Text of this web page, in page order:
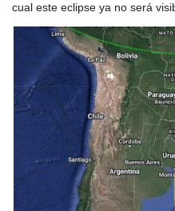
cual este eclipse ya no será